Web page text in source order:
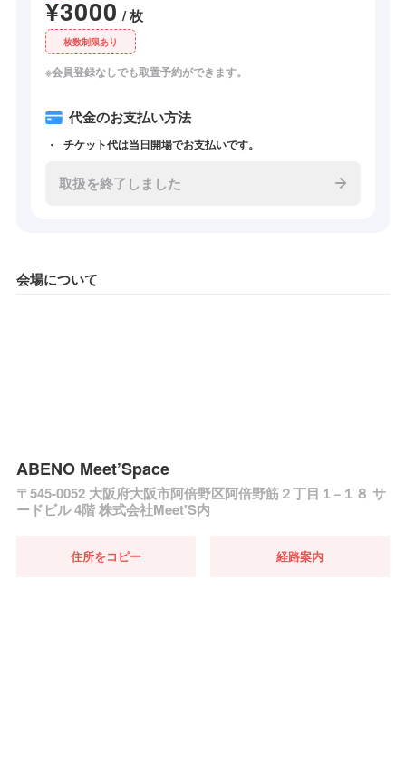
¥3000 / 枚
枚数制限あり
※会員登録なしでも取置予約ができます。
代金のお支払い方法
チケット代は当日開場でお支払いです。
取扱を終了しました
会場について
ABENO Meet’Space
〒545-0052 大阪府大阪市阿倍野区阿倍野筋２丁目１−１８ サ
ードビル 4階 株式会社Meet'S内
住所をコピー 経路案内